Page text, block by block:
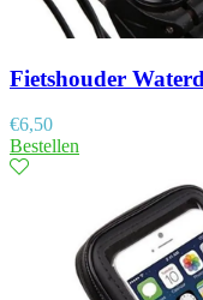
Fietshouder
€6,50
Bestellen